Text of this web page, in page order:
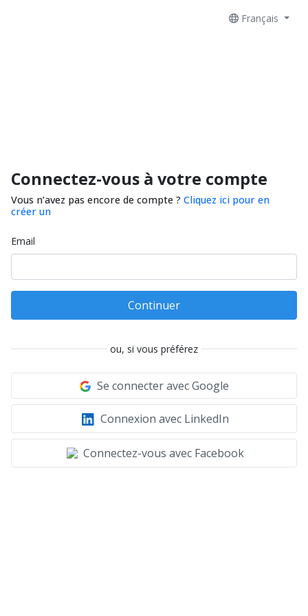
Français
Connectez-vous à votre compte
Vous n’avez pas encore de compte ? Cliquez ici pour en
créer un
Email
Continuer
ou, si vous préférez
Se connecter avec Google
Connexion avec LinkedIn
Connectez-vous avec Facebook